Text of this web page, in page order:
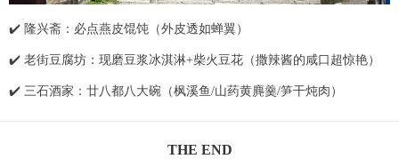
✔️ 隆兴斋：必点燕皮馄饨（外皮透如蝉翼）
✔️ 老街豆腐坊：现磨豆浆冰淇淋+柴火豆花（撒辣酱的咸口超惊艳）
✔️ 三石酒家：廿八都八大碗（枫溪鱼/山药黄麂羹/笋干炖肉）
THE END